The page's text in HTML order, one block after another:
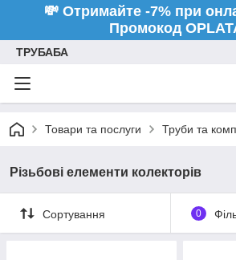
💸 Отримайте -7% при
Промокод
ТРУБАБА
Товари та послуги Труби та
Різьбові елементи колекторів
Сортування 0